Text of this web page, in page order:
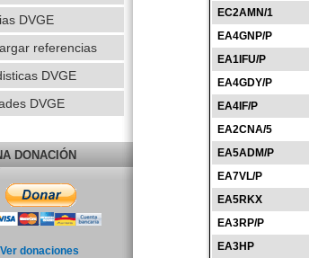
EC2AMN/1
EA4GNP/P
EA1IFU/P
EA4GDY/P
EA4IF/P
EA2CNA/5
EA5ADM/P
EA7VL/P
EA5RKX
EA3RP/P
EA3HP
DVGE
referencias
DVGE
DVGE
DONACIÓN
Ver donaciones